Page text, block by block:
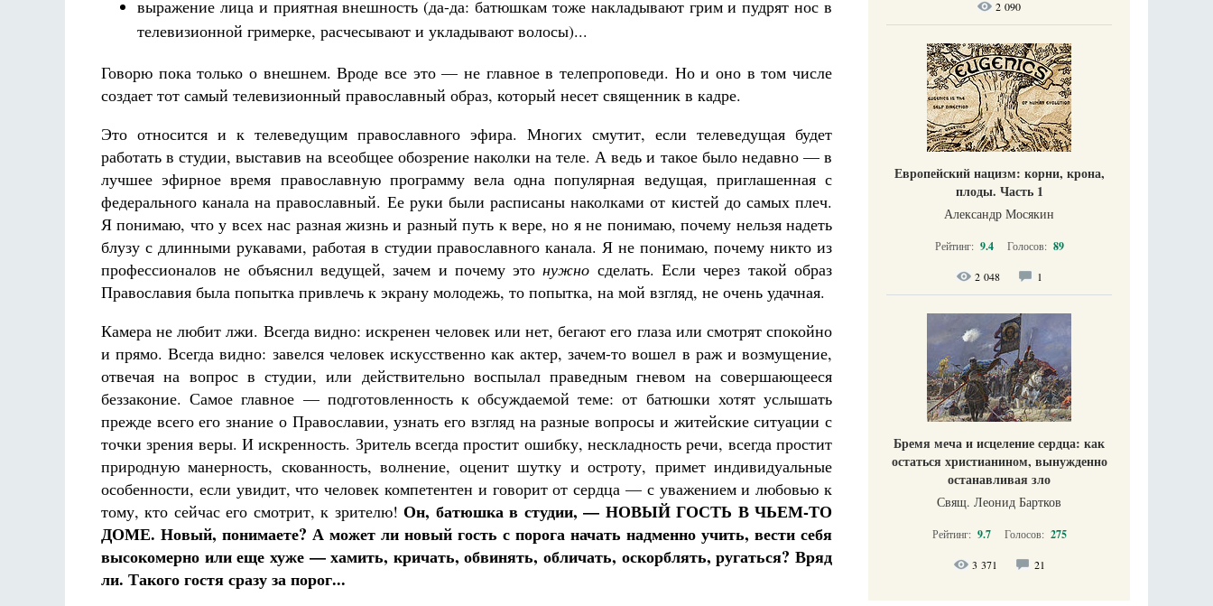
выражение лица и приятная внешность (да-да: батюшкам тоже накладывают грим и пудрят нос в
телевизионной гримерке, расчесывают и укладывают волосы)...
Говорю пока только о внешнем. Вроде все это — не главное в телепроповеди. Но и оно в том числе
создает тот самый телевизионный православный образ, который несет священник в кадре.
Это относится и к телеведущим православного эфира. Многих смутит, если телеведущая будет
работать в студии, выставив на всеобщее обозрение наколки на теле. А ведь и такое было недавно — в
лучшее эфирное время православную программу вела одна популярная ведущая, приглашенная с
федерального канала на православный. Ее руки были расписаны наколками от кистей до самых плеч.
Я понимаю, что у всех нас разная жизнь и разный путь к вере, но я не понимаю, почему нельзя надеть
блузу с длинными рукавами, работая в студии православного канала. Я не понимаю, почему никто из
профессионалов не объяснил ведущей, зачем и почему этонужно сделать. Если через такой образ
Православия была попытка привлечь к экрану молодежь, то попытка, на мой взгляд, не очень удачная.
Камера не любит лжи. Всегда видно: искренен человек или нет, бегают его глаза или смотрят спокойно
и прямо. Всегда видно: завелся человек искусственно как актер, зачем-то вошел в раж и возмущение,
отвечая на вопрос в студии, или действительно воспылал праведным гневом на совершающееся
беззаконие. Самое главное — подготовленность к обсуждаемой теме: от батюшки хотят услышать
прежде всего его знание о Православии, узнать его взгляд на разные вопросы и житейские ситуации с
точки зрения веры. И искренность. Зритель всегда простит ошибку, нескладность речи, всегда простит
природную манерность, скованность, волнение, оценит шутку и остроту, примет индивидуальные
особенности, если увидит, что человек компетентен и говорит от сердца — с уважением и любовью к
тому, кто сейчас его смотрит, к зрителю!Он, батюшка в студии, — НОВЫЙ ГОСТЬ В ЧЬЕМ-ТО
ДОМЕ. Новый, понимаете? А может ли новый гость с порога начать надменно учить, вести себя
высокомерно или еще хуже — хамить, кричать, обвинять, обличать, оскорблять, ругаться? Вряд
ли. Такого гостя сразу за порог...
2 090
Европейский нацизм: корни, крона,
плоды. Часть 1
Александр Мосякин
Рейтинг: 9.4 Голосов: 89
2 048 1
Бремя меча и исцеление сердца: как
остаться христианином, вынужденно
останавливая зло
Свящ. Леонид Бартков
Рейтинг: 9.7 Голосов: 275
3 371 21